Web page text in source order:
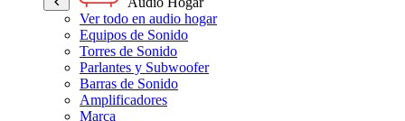
Ver todo en audio hogar
Equipos de Sonido
Torres de Sonido
Parlantes y Subwoofer
Barras de Sonido
Amplificadores
Marca